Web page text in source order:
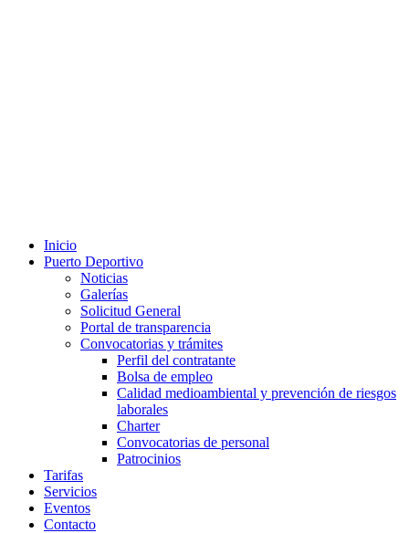
Inicio
Puerto Deportivo
Noticias
Galerías
Solicitud General
Portal de transparencia
Convocatorias y trámites
Perfil del contratante
Bolsa de empleo
Calidad medioambiental y prevención de riesgos
laborales
Charter
Convocatorias de personal
Patrocinios
Tarifas
Servicios
Eventos
Contacto